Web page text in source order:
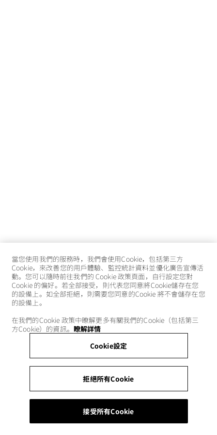
當您使用我們的服務時，我們會使用Cookie，包括第三方
Cookie，來改善您的用戶體驗、監控統計資料並優化廣告宣傳活
動。您可以隨時前往我們的 Cookie 政策頁面，自行設定您對
Cookie 的偏好。若全部接受，則代表您同意將Cookie儲存在您
的設備上。如全部拒絕，則需要您同意的Cookie 將不會儲存在您
的設備上。
在我們的Cookie 政策中瞭解更多有關我們的Cookie（包括第三
方Cookie）的資訊。 瞭解詳情
Cookie設定
拒絕所有Cookie
接受所有Cookie